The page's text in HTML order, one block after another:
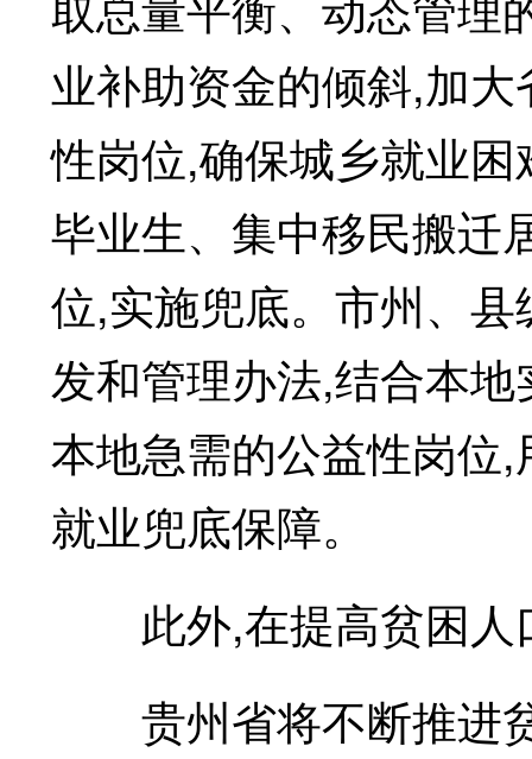
业补助资金的倾斜,加
性岗位,确保城乡就业
毕业生、集中移民搬迁
位,实施兜底。市州、
发和管理办法,结合本
本地急需的公益性岗位
就业兜底保障。
此外,在提高贫困人
贵州省将不断推进